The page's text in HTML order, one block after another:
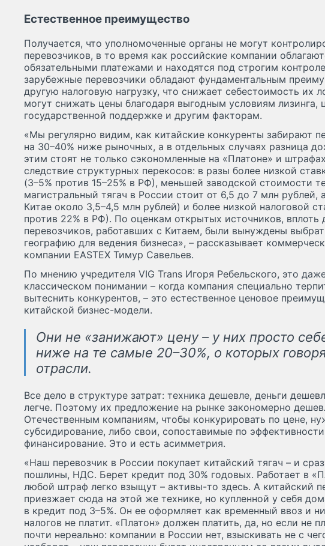
Естественное преимущество
Получается, что уполномоченные органы не могут
перевозчиков, в то время как российские компании
обязательными платежами и находятся под строгим
зарубежные перевозчики обладают фундаментальным
другую налоговую нагрузку, что снижает себестоимость их
могут снижать цены благодаря выгодным условиям лизинга,
государственной поддержке и другим факторам.
«Мы регулярно видим, как китайские конкуренты забирают
на 30–40% ниже рыночных, а в отдельных случаях разница
этим стоят не только сэкономленные на «Платоне» и
следствие структурных перекосов: в разы более низкой
(3–5% против 15–25% в РФ), меньшей заводской стоимости
магистральный тягач в России стоит от 6,5 до 7 млн рублей,
Китае около 3,5–4,5 млн рублей) и более низкой налоговой
против 22% в РФ). По оценкам открытых источников, вплоть
перевозчиков, работавших с Китаем, были вынуждены
географию для ведения бизнеса», – рассказывает
компании EASTEX Тимур Савельев.
По мнению учредителя VIG Trans Игоря Ребельского, это
классическом понимании – когда компания специально
вытеснить конкурентов, – это естественное ценовое
китайской бизнес-модели.
Они не «занижают» цену – у них просто
ниже на те самые 20–30%, о которых
отрасли.
Все дело в структуре затрат: техника дешевле, деньги
легче. Поэтому их предложение на рынке закономерно
Отечественным компаниям, чтобы конкурировать по цене,
субсидирование, либо свои, сопоставимые по
финансирование. Это и есть асимметрия.
«Наш перевозчик в России покупает китайский тягач – и
пошлины, НДС. Берет кредит под 30% годовых. Работает в
любой штраф легко взыщут – активы-то здесь. А китайский
приезжает сюда на этой же технике, но купленной у себя
в кредит под 3–5%. Он ее оформляет как временный ввоз и
налогов не платит. «Платон» должен платить, да, но если не
почти нереально: компании в России нет, взыскивать не с